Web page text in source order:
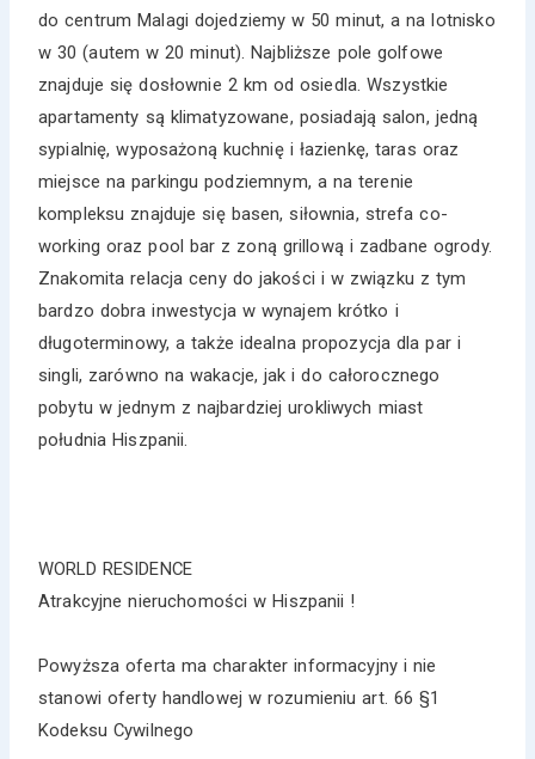
do centrum Malagi dojedziemy w 50 minut, a na lotnisko
w 30 (autem w 20 minut). Najbliższe pole golfowe
znajduje się dosłownie 2 km od osiedla. Wszystkie
apartamenty są klimatyzowane, posiadają salon, jedną
sypialnię, wyposażoną kuchnię i łazienkę, taras oraz
miejsce na parkingu podziemnym, a na terenie
kompleksu znajduje się basen, siłownia, strefa co-
working oraz pool bar z zoną grillową i zadbane ogrody.
Znakomita relacja ceny do jakości i w związku z tym
bardzo dobra inwestycja w wynajem krótko i
długoterminowy, a także idealna propozycja dla par i
singli, zarówno na wakacje, jak i do całorocznego
pobytu w jednym z najbardziej urokliwych miast
południa Hiszpanii.
WORLD RESIDENCE
Atrakcyjne nieruchomości w Hiszpanii !
Powyższa oferta ma charakter informacyjny i nie
stanowi oferty handlowej w rozumieniu art. 66 §1
Kodeksu Cywilnego